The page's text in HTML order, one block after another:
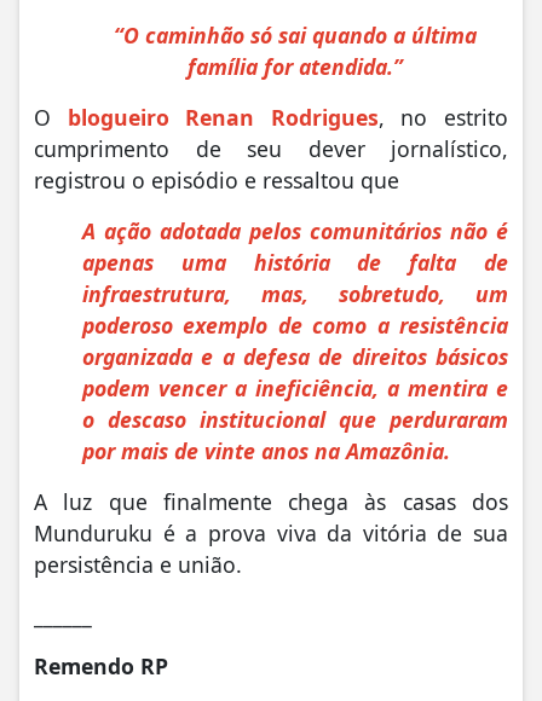
“O caminhão só sai quando a última
família for atendida.”
O blogueiro Renan Rodrigues, no estrito
cumprimento de seu dever jornalístico,
registrou o episódio e ressaltou que
A ação adotada pelos comunitários não é
apenas uma história de falta de
infraestrutura, mas, sobretudo, um
poderoso exemplo de como a resistência
organizada e a defesa de direitos básicos
podem vencer a ineficiência, a mentira e
o descaso institucional que perduraram
por mais de vinte anos na Amazônia.
A luz que finalmente chega às casas dos
Munduruku é a prova viva da vitória de sua
persistência e união.
Remendo RP